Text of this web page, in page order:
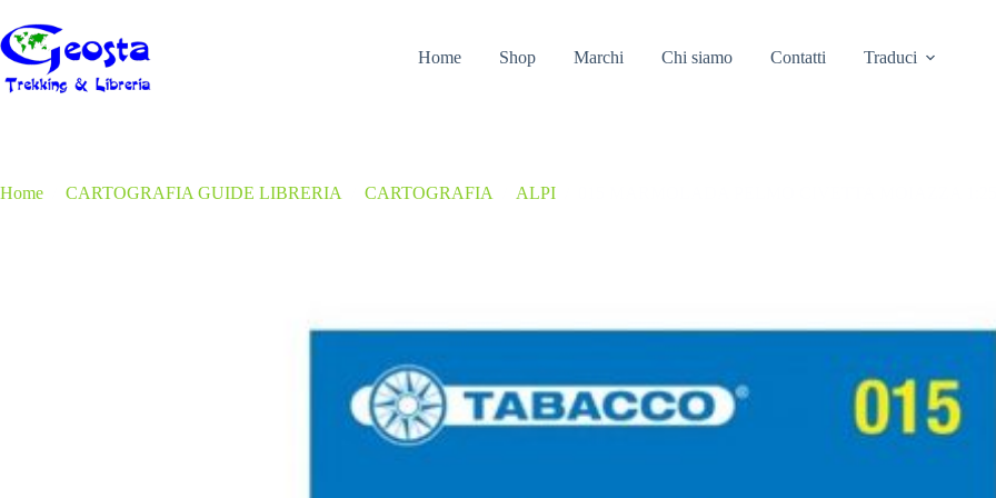
al
contenuto
Home Shop Marchi Chi siamo Contatti Traduci
Home CARTOGRAFIA GUIDE LIBRERIA CARTOGRAFIA ALPI